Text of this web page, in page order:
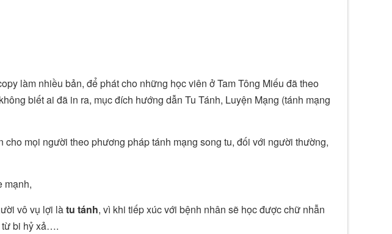
làm nhiều bản, để phát cho những học viên ở Tam Tông Miếu đã theo
biết ai đã in ra, mục đích hướng dẫn Tu Tánh, Luyện Mạng (tánh mạng
mọi người theo phương pháp tánh mạng song tu, đối với người thường,
mạnh,
vô vụ lợi làtu tánh, vì khi tiếp xúc với bệnh nhân sẽ học được chữ nhẫn
từ bi hỷ xả….